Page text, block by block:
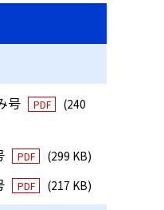
号 PDF
(240
PDF (299 KB)
PDF (217 KB)